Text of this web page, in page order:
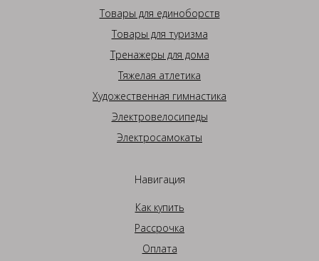
Товары для единоборств
Товары для туризма
Тренажеры для дома
Тяжелая атлетика
Художественная гимнастика
Электровелосипеды
Электросамокаты
Навигация
Как купить
Рассрочка
Оплата